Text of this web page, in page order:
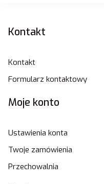
Linki w stopce
Kontakt
Kontakt
Formularz kontaktowy
Moje konto
Ustawienia konta
Twoje zamówienia
Przechowalnia